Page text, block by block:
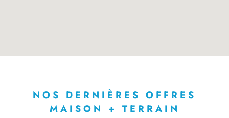
NOS DERNIÈRES OFFRES
MAISON + TERRAIN